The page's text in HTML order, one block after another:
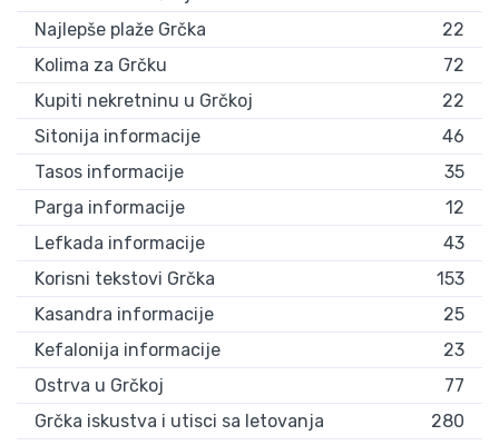
Najlepše plaže Grčka
22
Kolima za Grčku
72
Kupiti nekretninu u Grčkoj
22
Sitonija informacije
46
Tasos informacije
35
Parga informacije
12
Lefkada informacije
43
Korisni tekstovi Grčka
153
Kasandra informacije
25
Kefalonija informacije
23
Ostrva u Grčkoj
77
Grčka iskustva i utisci sa letovanja
280